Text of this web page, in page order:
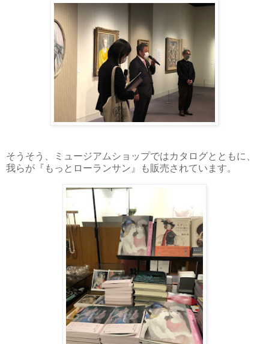
そうそう、ミュージアムショップではカタログとともに、
我らが『もっとローランサン』も販売されています。